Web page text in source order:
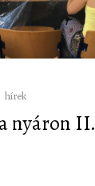
hírek
nyáron II.